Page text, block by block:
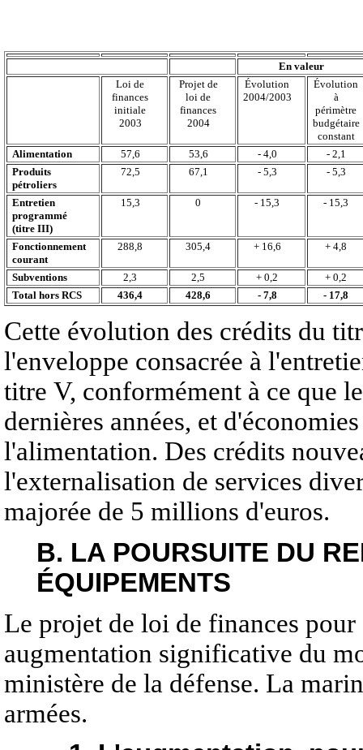
En valeur
Loi de
finances
initiale
2003
Projet de
loi de
finances
2004
Évolution
2004/2003
Évolution
à
périmètre
budgétaire
constant
Alimentation
57,6 53,6 - 4,0
- 2,1
Produits
pétroliers
72,5 67,1 - 5,3 - 5,3
Entretien
programmé
(titre III)
15,3 0 - 15,3 - 15,3
Fonctionnement
courant
288,8 305,4 + 16,6 + 4,8
Subventions 2,3 2,5 + 0,2
+ 0,2
Total hors RCS
436,4 428,6 - 7,8 - 17,8
Cette évolution des crédits du
l'enveloppe consacrée à
titre V, conformément à ce que
dernières années, et
l'alimentation. Des crédits
l'externalisation de services
majorée de 5 millions d'euros.
B. LA POURSUITE DU
ÉQUIPEMENTS
Le projet de loi de finances
augmentation significative du
ministère de la défense. La
armées.